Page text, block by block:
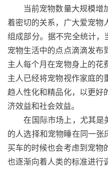
当前宠物数量大规模增
着密切的关系，广大爱宠物
组成部分。据不完全统计，
宠物生活中的点点滴滴发布
主人每个月在宠物身上的花
主人已经将宠物视作家庭的
趋人性化和精品化，以更好
济效益和社会效益。
在国际市场上，尤其是
的人选择和宠物睡在同一张
买车的时候也会考虑到宠物
也逐渐向着人类的标准进行